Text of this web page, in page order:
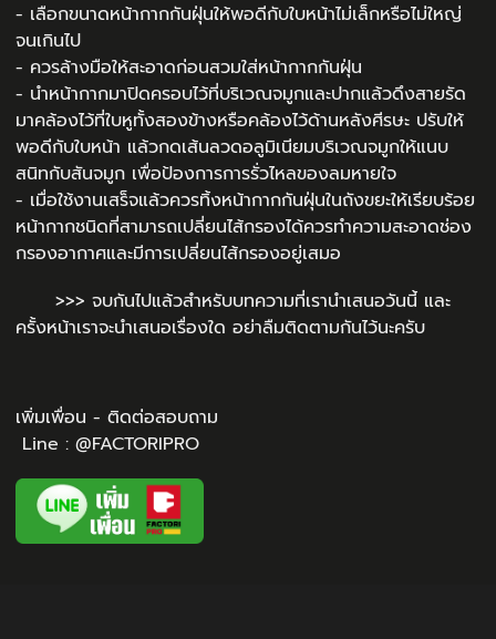
- เลือกขนาดหน้ากากกันฝุ่นให้พอดีกับใบหน้าไม่เล็กหรือไม่ใหญ่
จนเกินไป
- ควรล้างมือให้สะอาดก่อนสวมใส่หน้ากากกันฝุ่น
- นำหน้ากากมาปิดครอบไว้ที่บริเวณจมูกและปากแล้วดึงสายรัด
มาคล้องไว้ที่ใบหูทั้งสองข้างหรือคล้องไว้ด้านหลังศีรษะ ปรับให้
พอดีกับใบหน้า แล้วกดเส้นลวดอลูมิเนียมบริเวณจมูกให้แนบ
สนิทกับสันจมูก เพื่อป้องการการรั่วไหลของลมหายใจ
- เมื่อใช้งานเสร็จแล้วควรทิ้งหน้ากากกันฝุ่นในถังขยะให้เรียบร้อย
หน้ากากชนิดที่สามารถเปลี่ยนไส้กรองได้ควรทำความสะอาดช่อง
กรองอากาศและมีการเปลี่ยนไส้กรองอยู่เสมอ
>>> จบกันไปแล้วสำหรับบทความที่เรานำเสนอวันนี้ และ
ครั้งหน้าเราจะนำเสนอเรื่องใด อย่าลืมติดตามกันไว้นะครับ
เพิ่มเพื่อน - ติดต่อสอบถาม
Line : @FACTORIPRO